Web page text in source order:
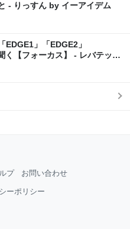
- りっすん by イーアイデム
」「EDGE2」
く【フォーカス】 - レバテック
プ お問い合わせ
ーポリシー